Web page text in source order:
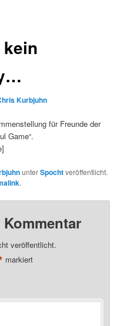
Kurbjuhn
für Freunde der
Game“.
unterSpochtveröffentlicht.
.
veröffentlicht.
markiert